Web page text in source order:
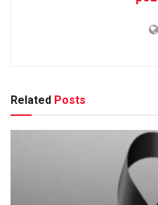
Related Posts